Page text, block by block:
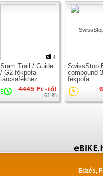
4
Sram Trail / Guide
/ G2 fékpofa
tárcsafékhez
4445 Ft -tól
61 %
SwissStop
compound
fékpofa
Edzés,